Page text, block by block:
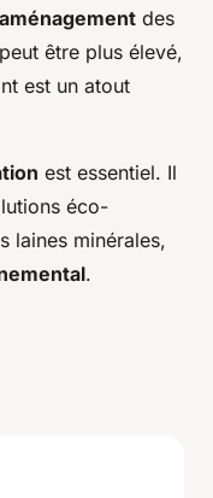
des
être plus élevé,
est un atout
est essentiel. Il
éco-
laines minérales,
.